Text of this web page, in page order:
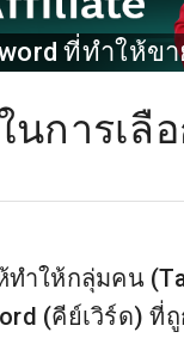
ที่ทําให้ข
การเลื
ำให้กลุ่มคน
(คีย์เวิร์ด) ที่ถู